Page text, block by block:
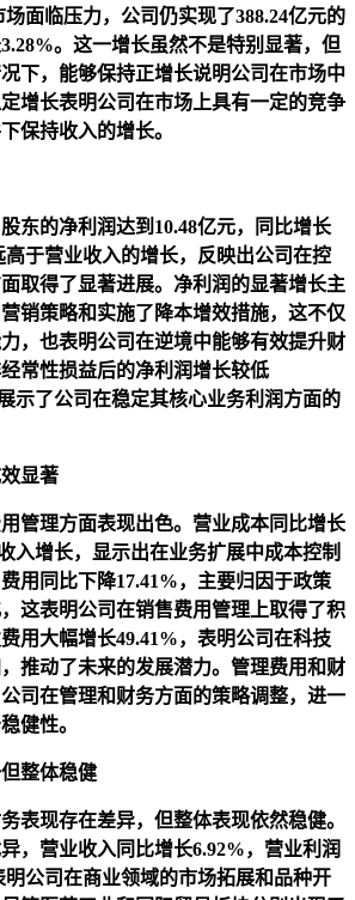
面临压力，公司仍实现了388.24亿元的
。这一增长虽然不是特别显著，但
下，能够保持正增长说明公司在市场中
增长表明公司在市场上具有一定的竞争
保持收入的增长。
东的净利润达到10.48亿元，同比增长
高于营业收入的增长，反映出公司在控
取得了显著进展。净利润的显著增长主
销策略和实施了降本增效措施，这不仅
，也表明公司在逆境中能够有效提升财
常性损益后的净利润增长较低
示了公司在稳定其核心业务利润方面的
显著
管理方面表现出色。营业成本同比增长
入增长，显示出在业务扩展中成本控制
用同比下降17.41%，主要归因于政策
这表明公司在销售费用管理上取得了积
用大幅增长49.41%，表明公司在科技
推动了未来的发展潜力。管理费用和财
司在管理和财务方面的策略调整，进一
健性。
整体稳健
表现存在差异，但整体表现依然稳健。
，营业收入同比增长6.92%，营业利润
明公司在商业领域的市场拓展和品种开